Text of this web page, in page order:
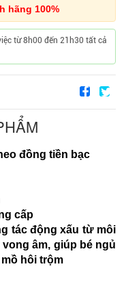
hãng 100%
từ 8h00 đến 21h30 tất cả
đồng tiền bạc
cấp
tác động xấu từ môi
âm, giúp bé ngủ
hôi trộm